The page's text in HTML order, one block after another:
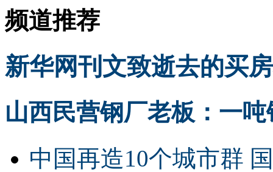
频道推荐
新华网刊文致逝去的买
山西民营钢厂老板：一
中国再造10个城市群